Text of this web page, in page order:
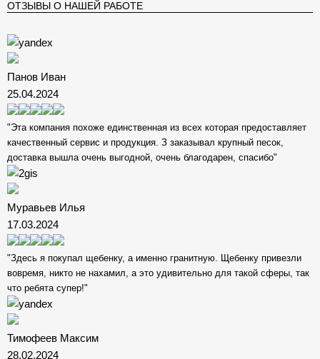
ОТЗЫВЫ О НАШЕЙ РАБОТЕ
Панов Иван
25.04.2024
"Эта компания похоже единственная из всех которая предоставляет
качественный сервис и продукция. З заказывал крупный песок,
доставка вышла очень выгодной, очень благодарен, спасибо"
Муравьев Илья
17.03.2024
"Здесь я покупал щебенку, а именно гранитную. Щебенку привезли
вовремя, никто не нахамил, а это удивительно для такой сферы, так
что ребята супер!"
Тимофеев Максим
28.02.2024